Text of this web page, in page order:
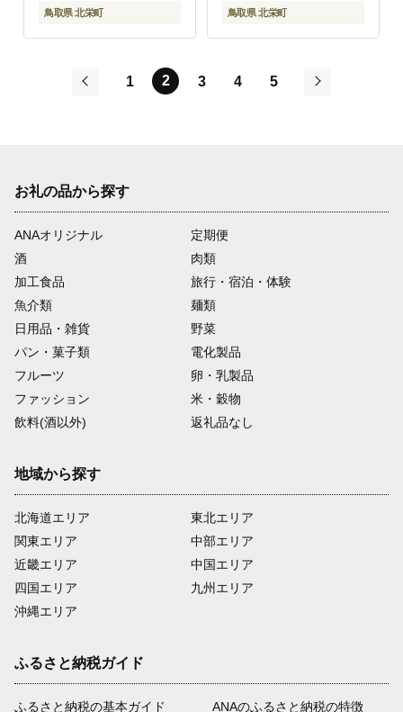
鳥取県 北栄町 鳥取県 北栄町
1 2 3 4
5
お礼の品から探す
ANAオリジナル
定期便
酒
肉類
加工食品
旅行・宿泊・体験
魚介類
麺類
日用品・雑貨
野菜
パン・菓子類
電化製品
フルーツ
卵・乳製品
ファッション
米・穀物
飲料(酒以外)
返礼品なし
地域から探す
北海道エリア
関東エリア
近畿エリア
四国エリア
沖縄エリア
東北エリア
中部エリア
中国エリア
九州エリア
ふるさと納税ガイド
ふるさと納税の基本ガイド
ANAのふるさと納税の特徴